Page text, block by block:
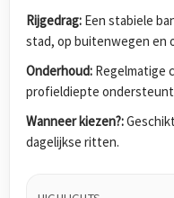
Rijgedrag: Een stabiele
stad, op buitenwegen en
Onderhoud: Regelmatige
profieldiepte ondersteunt
Wanneer kiezen?:
dagelijkse ritten.